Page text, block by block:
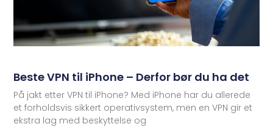
Beste VPN til iPhone – Derfor bør du ha det
På jakt etter VPN til iPhone? Med iPhone har du allerede
et forholdsvis sikkert operativsystem, men en VPN gir et
ekstra lag med beskyttelse og